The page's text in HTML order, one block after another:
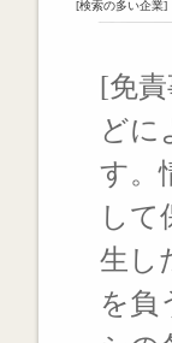
[検索の多い企業]
[免
どに
す。
して
生し
を負